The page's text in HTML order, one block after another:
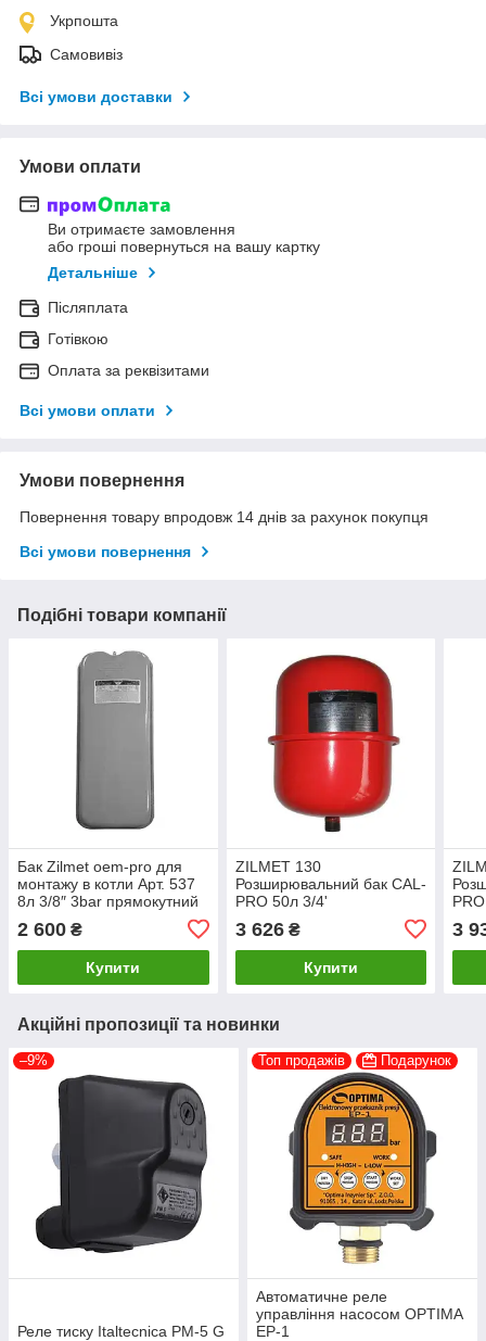
Укрпошта
Самовивіз
Всі умови доставки
Умови оплати
Ви отримаєте замовлення
або гроші повернуться на вашу картку
Детальніше
Післяплата
Готівкою
Оплата за реквізитами
Всі умови оплати
Умови повернення
Повернення товару впродовж 14 днів за рахунок покупця
Всі умови повернення
Подібні товари компанії
Бак Zilmet oem-pro для
монтажу в котли Арт. 537
8л 3/8″ 3bar прямокутний
2 600 ₴
Купити
ZILMET 130
Розширювальний бак CAL-
PRO 50л 3/4'
3 626₴
Купити
3
Акційні пропозиції та новинки
–9%
Реле тиску Italtecnica PM-5 G
Топ продажів Подарунок
Автоматичне реле
управління насосом OPTIMA
EP-1